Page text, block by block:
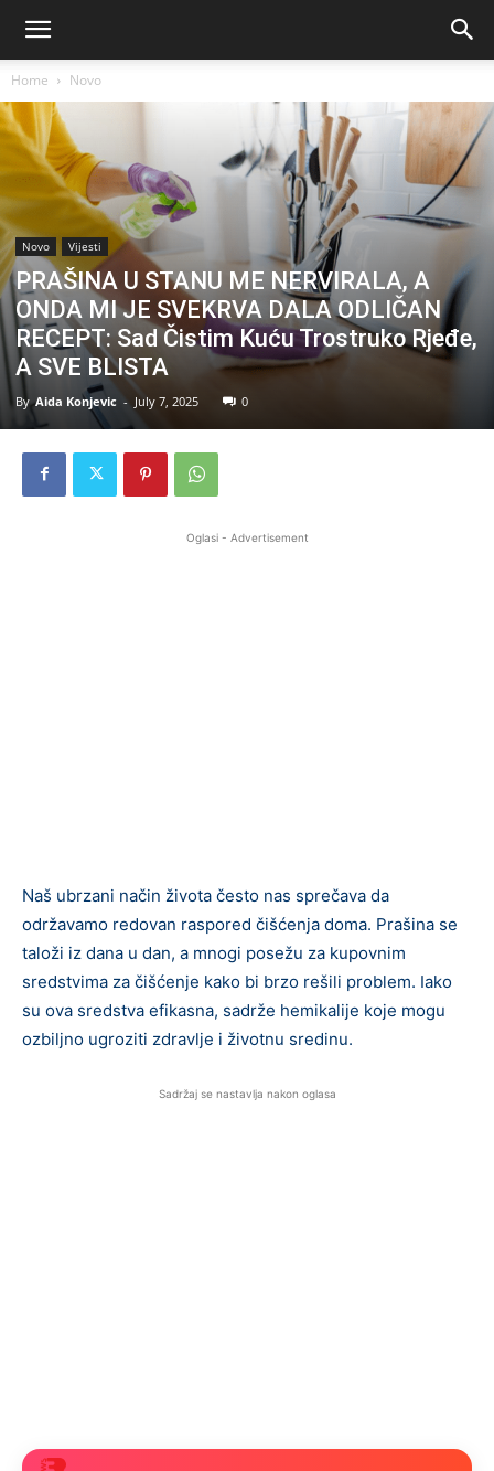
Home Novo
Novo Vijesti
PRAŠINA U STANU ME NERVIRALA, A
ONDA MI JE SVEKRVA DALA ODLIČAN
RECEPT: Sad Čistim Kuću Trostruko Rjeđe,
A SVE BLISTA
By Aida Konjevic - July 7, 2025 0
Oglasi - Advertisement
Naš ubrzani način života često nas sprečava da
održavamo redovan raspored čišćenja doma. Prašina se
taloži iz dana u dan, a mnogi posežu za kupovnim
sredstvima za čišćenje kako bi brzo rešili problem. Iako
su ova sredstva efikasna, sadrže hemikalije koje mogu
ozbiljno ugroziti zdravlje i životnu sredinu.
Sadržaj se nastavlja nakon oglasa